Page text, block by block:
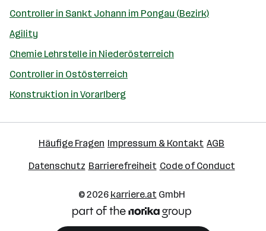
Controller in Sankt Johann im Pongau (Bezirk)
Agility
Chemie Lehrstelle in Niederösterreich
Controller in Ostösterreich
Konstruktion in Vorarlberg
Häufige Fragen Impressum & Kontakt AGB
Datenschutz Barrierefreiheit Code of Conduct
© 2026 karriere.atGmbH